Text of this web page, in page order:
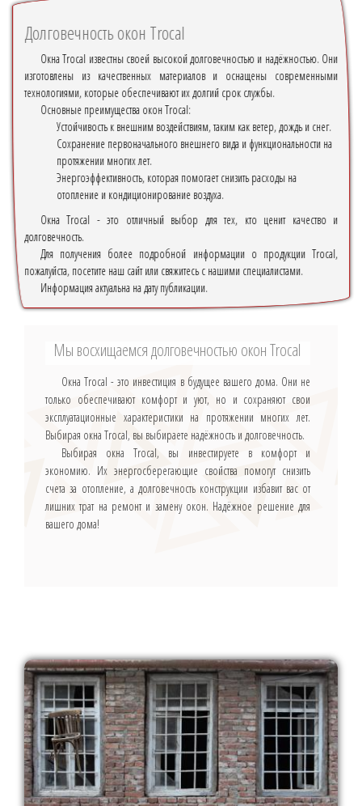
Долговечность окон Trocal
Окна Trocal известны своей высокой долговечностью и надёжностью. Они
изготовлены из качественных материалов и оснащены современными
технологиями, которые обеспечивают их долгий срок службы.
Основные преимущества окон Trocal:
Устойчивость к внешним воздействиям, таким как ветер, дождь и снег.
Сохранение первоначального внешнего вида и функциональности на
протяжении многих лет.
Энергоэффективность, которая помогает снизить расходы на
отопление и кондиционирование воздуха.
Окна Trocal - это отличный выбор для тех, кто ценит качество и
долговечность.
Для получения более подробной информации о продукции Trocal,
пожалуйста, посетите наш сайт или свяжитесь с нашими специалистами.
Информация актуальна на дату публикации.
Мы восхищаемся долговечностью окон Trocal
Окна Trocal - это инвестиция в будущее вашего дома. Они не
только обеспечивают комфорт и уют, но и сохраняют свои
эксплуатационные характеристики на протяжении многих лет.
Выбирая окна Trocal, вы выбираете надёжность и долговечность.
Выбирая окна Trocal, вы инвестируете в комфорт и
экономию. Их энергосберегающие свойства помогут снизить
счета за отопление, а долговечность конструкции избавит вас от
лишних трат на ремонт и замену окон. Надёжное решение для
вашего дома!